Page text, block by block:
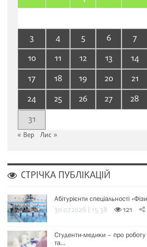
3
4 5 6 7
10
11 12 13 14
17
18 19 20 21
24
25 26 27 28
31
« Вер Лис »
СТРІЧКА ПУБЛІКАЦІЙ
Абітурієнти спеціальності
30.07.2026 | 15:38 121
Студенти-медики – про роботу
та…